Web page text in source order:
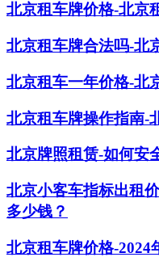
北京租车牌价格-北京
北京租车牌合法吗-北
北京租车一年价格-北
北京租车牌操作指南-
北京牌照租赁-如何安
北京小客车指标出租
多少钱？
北京租车牌价格-2024